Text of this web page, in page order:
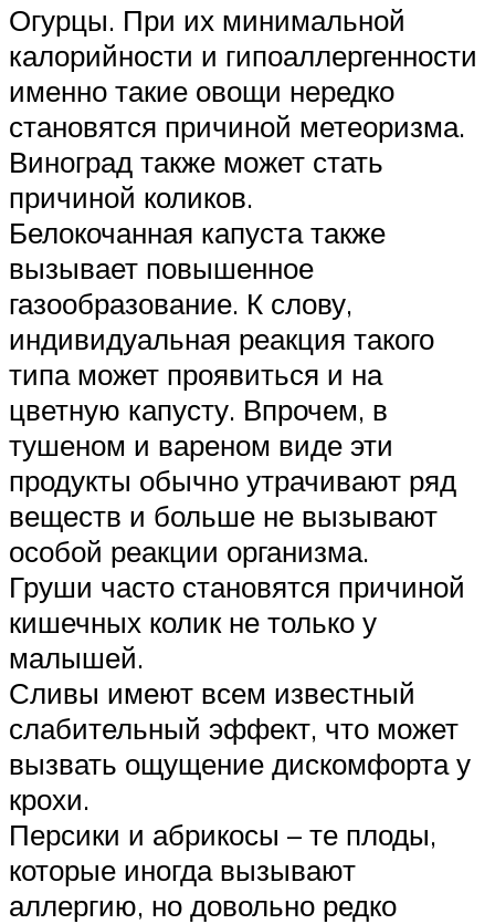
Огурцы. При их минимальной
калорийности и гипоаллергенности
именно такие овощи нередко
становятся причиной метеоризма.
Виноград также может стать
причиной коликов.
Белокочанная капуста также
вызывает повышенное
газообразование. К слову,
индивидуальная реакция такого
типа может проявиться и на
цветную капусту. Впрочем, в
тушеном и вареном виде эти
продукты обычно утрачивают ряд
веществ и больше не вызывают
особой реакции организма.
Груши часто становятся причиной
кишечных колик не только у
малышей.
Сливы имеют всем известный
слабительный эффект, что может
вызвать ощущение дискомфорта у
крохи.
Персики и абрикосы – те плоды,
которые иногда вызывают
аллергию, но довольно редко